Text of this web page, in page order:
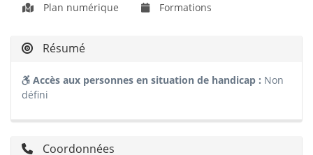
Plan numérique Formations
Résumé
Accès aux personnes en situation de handicap : Non
défini
Coordonnées